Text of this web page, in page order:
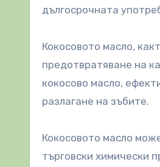
дългосрочната
Кокосовото масло,
предотвратяване на
кокосово масло,
разлагане на зъбите.
Кокосовото масло
търговски химически